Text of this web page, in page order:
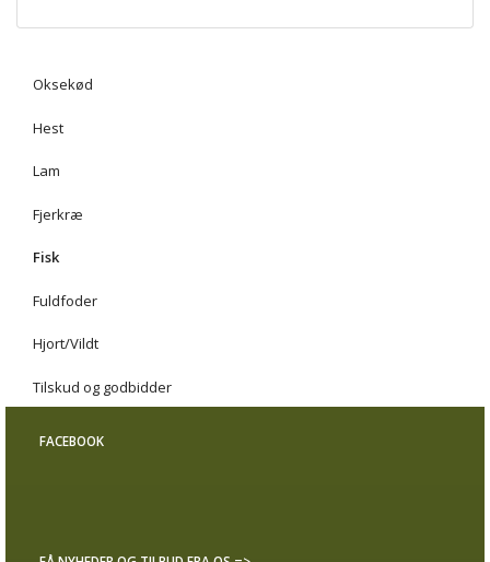
Oksekød
Hest
Lam
Fjerkræ
Fisk
Fuldfoder
Hjort/Vildt
Tilskud og godbidder
FACEBOOK